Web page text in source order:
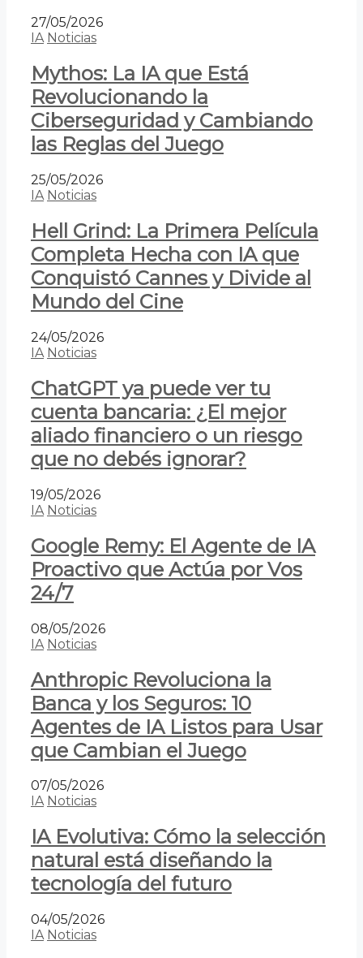
27/05/2026
IA Noticias
Mythos: La IA que Está
Revolucionando la
Ciberseguridad y Cambiando
las Reglas del Juego
25/05/2026
IA Noticias
Hell Grind: La Primera Película
Completa Hecha con IA que
Conquistó Cannes y Divide al
Mundo del Cine
24/05/2026
IA Noticias
ChatGPT ya puede ver tu
cuenta bancaria: ¿El mejor
aliado financiero o un riesgo
que no debés ignorar?
19/05/2026
IA Noticias
Google Remy: El Agente de IA
Proactivo que Actúa por Vos
24/7
08/05/2026
IA Noticias
Anthropic Revoluciona la
Banca y los Seguros: 10
Agentes de IA Listos para Usar
que Cambian el Juego
07/05/2026
IA Noticias
IA Evolutiva: Cómo la selección
natural está diseñando la
tecnología del futuro
04/05/2026
IA Noticias